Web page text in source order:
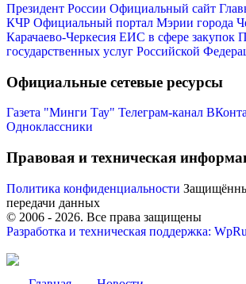
Президент России Официальный сайт
КЧР Официальный портал Мэрии города
Карачаево-Черкесия ЕИС в сфере закупок
государственных услуг Российской
Официальные сетевые ресурсы
Газета "Минги Тау" Телеграм-канал
Одноклассники
Правовая и техническая
Политика конфиденциальности
передачи данных
© 2006 - 2026. Все права защищены
Разработка и техническая поддержка: